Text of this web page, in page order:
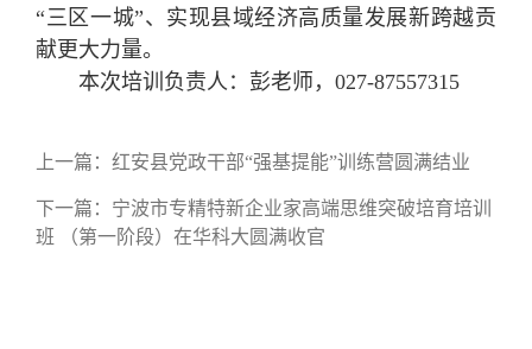
“三区一城”、实现县域经济高质量发展新跨越贡
献更大力量。
本次培训负责人：彭老师，027-87557315
上一篇：红安县党政干部“强基提能”训练营圆满结业
下一篇： 宁波市专精特新企业家高端思维突破培育培训
班 （第一阶段）在华科大圆满收官